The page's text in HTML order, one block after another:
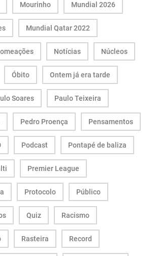
Mourinho Mundial 2026
Mundial Qatar 2022
Notícias Núcleos
Óbito Ontem já era tarde
Soares Paulo Teixeira
Pedro Proença Pensamentos
Podcast Pontapé de baliza
Premier League
Protocolo Público
Quiz Racismo
Rasteira Record